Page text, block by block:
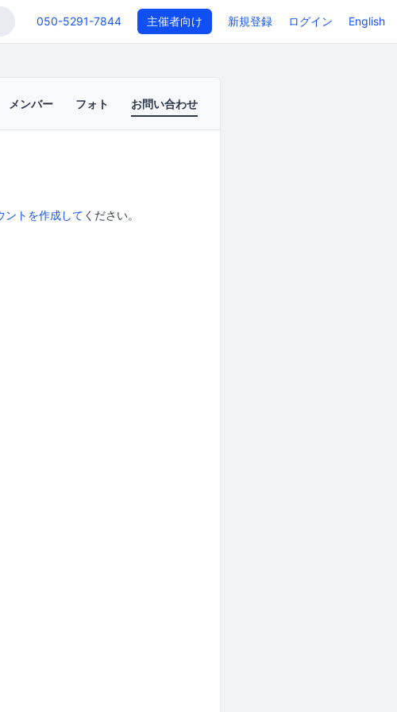
050-5291-7844 主催者向け 新規登録 ログイン English
メンバー フォト お問い合わせ
ントを作成して ください。